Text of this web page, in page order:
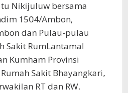
Nikijuluw bersama
1504/Ambon,
dan Pulau-pulau
Sakit RumLantamal
Kumham Provinsi
Sakit Bhayangkari,
RT dan RW.